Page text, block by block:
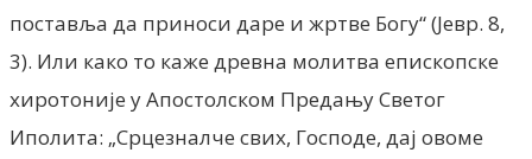
поставља да приноси даре и жртве Богу“ (Јевр. 8,
3). Или како то каже древна молитва епископске
хиротоније у Апостолском Предању Светог
Иполита: „Срцезналче свих, Господе, дај овоме